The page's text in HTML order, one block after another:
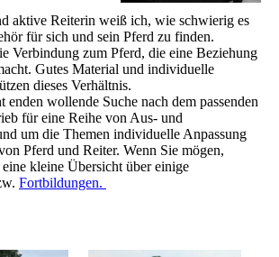
aktive Reiterin weiß ich, wie schwierig es
für sich und sein Pferd zu finden.
Verbindung zum Pferd, die eine Beziehung
Gutes Material und individuelle
dieses Verhältnis.
enden wollende Suche nach dem passenden
für eine Reihe von Aus- und
um die Themen individuelle Anpassung
Pferd und Reiter. Wenn Sie mögen,
kleine Übersicht über einige
Fortbildungen.